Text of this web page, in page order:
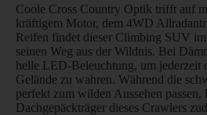
Coole Cross Country Optik trifft auf
kräftigem Motor, dem 4WD
Reifen findet dieser Climbing SUV
seinen Weg aus der Wildnis. Bei
helle LED-Beleuchtung, um jederzeit
Gelände zu wahren. Während die
perfekt zum wilden Aussehen passen,
Dachgepäckträger dieses Crawlers